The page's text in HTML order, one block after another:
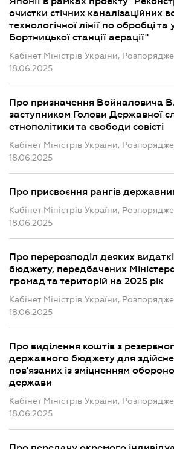
очистки стічних каналізаційних
технологічної лінії по обробці та
Бортницької станції аерації"
Кабінет Міністрів України,
18.06.2025
Про призначення Войналовича
заступником Голови Державної
етнополітики та свободи совісті
Кабінет Міністрів України,
18.06.2025
Про присвоєння рангів
Кабінет Міністрів України,
18.06.2025
Про перерозподіл деяких
бюджету, передбачених
громад та територій на 2025 рік
Кабінет Міністрів України,
18.06.2025
Про виділення коштів з
державного бюджету для
пов'язаних із зміцненням
держави
Кабінет Міністрів України,
18.06.2025